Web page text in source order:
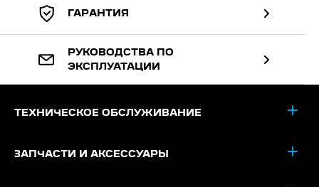
ГАРАНТИЯ
РУКОВОДСТВА ПО
ЭКСПЛУАТАЦИИ
ТЕХНИЧЕСКОЕ ОБСЛУЖИВАНИЕ
ЗАПЧАСТИ И АКСЕССУАРЫ